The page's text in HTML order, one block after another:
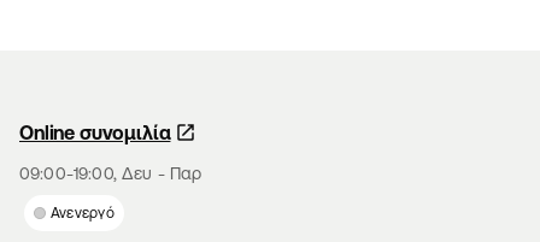
Online συνομιλία
09:00-19:00, Δευ - Παρ
Ανενεργό